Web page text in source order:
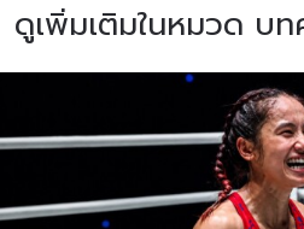
ดูเพิ่มเติมในหมวด บท